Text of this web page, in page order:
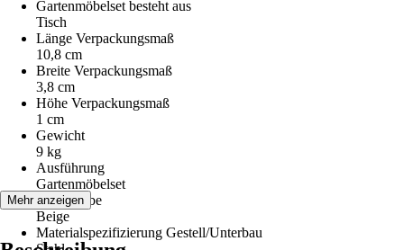
Gartenmöbelset besteht aus
Tisch
Länge Verpackungsmaß
10,8 cm
Breite Verpackungsmaß
3,8 cm
Höhe Verpackungsmaß
1 cm
Gewicht
9 kg
Ausführung
Gartenmöbelset
Grundfarbe
Beige
Materialspezifizierung Gestell/Unterbau
Mehr anzeigen